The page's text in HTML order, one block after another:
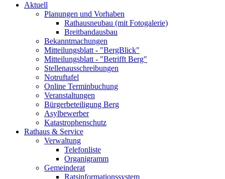
Aktuell
Planungen und Vorhaben
Rathausneubau (mit Fotogalerie)
Breitbandausbau
Bekanntmachungen
Mitteilungsblatt - "BergBlick"
Mitteilungsblatt - "Betrifft Berg"
Stellenausschreibungen
Notruftafel
Online Terminbuchung
Veranstaltungen
Bürgerbeteiligung Berg
Asylbewerber
Katastrophenschutz
Rathaus & Service
Verwaltung
Telefonliste
Organigramm
Gemeinderat
Ratsinformationssystem